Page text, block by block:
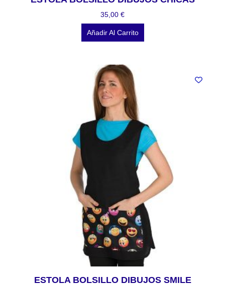
35,00 €
Añadir Al Carrito
ESTOLA BOLSILLO DIBUJOS SMILE